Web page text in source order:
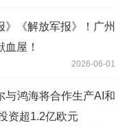
》《解放军报》！广州
屋！
2026-06-01
与鸿海将合作生产AI和
资超1.2亿欧元